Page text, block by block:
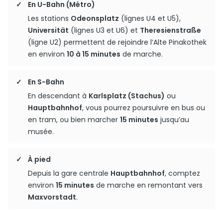
En U-Bahn (Métro)
Les stations Odeonsplatz (lignes U4 et U5),
Universität (lignes U3 et U6) et Theresienstraße
(ligne U2) permettent de rejoindre l’Alte Pinakothek
en environ 10 à 15 minutes de marche.
En S-Bahn
En descendant à Karlsplatz (Stachus) ou
Hauptbahnhof, vous pourrez poursuivre en bus ou
en tram, ou bien marcher 15 minutes jusqu’au
musée.
À pied
Depuis la gare centrale Hauptbahnhof, comptez
environ 15 minutes de marche en remontant vers
Maxvorstadt.